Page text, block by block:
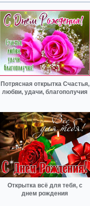
Потрясная открытка Счастья,
любви, удачи, благополучия
Открытка всё для тебя, с
днем рождения